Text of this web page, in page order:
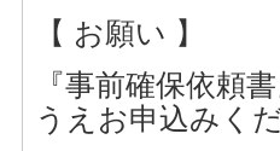
【 お願い 】
『事前確保依頼
うえお申込みくだ